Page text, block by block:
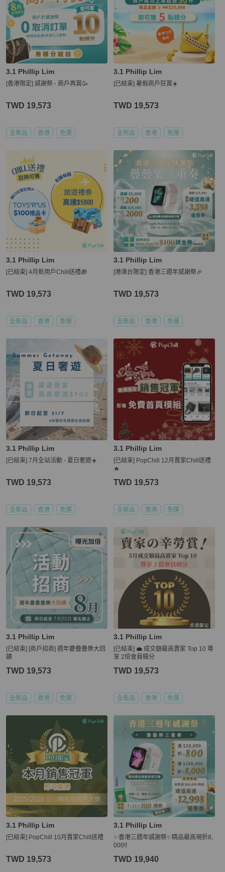
3.1 Phillip Lim
[香港限定] 感謝祭 - 商戶再賞🥳
TWD 19,573
全新品 香港 免運
3.1 Phillip Lim
[已結束] 暑假商戶狂賞☀️
TWD 19,573
全新品 香港 免運
3.1 Phillip Lim
[已結束] 4月新用戶Chill送禮🎁
TWD 19,573
全新品 香港 免運
3.1 Phillip Lim
[港澳台限定] 香港三週年感謝祭🎉
TWD 19,573
全新品 香港 免運
3.1 Phillip Lim
[已結束] 7月全站活動 - 夏日奢遊☀️
TWD 19,573
全新品 香港 免運
3.1 Phillip Lim
[已結束] PopChill 12月賣家Chill送禮
🔥
TWD 19,573
全新品 香港 免運
3.1 Phillip Lim
[已結束] [商戶招商] 週年慶疊疊樂大回
饋
TWD 19,573
全新品 香港 免運
3.1 Phillip Lim
[已結束] 💼 成交額最高賣家 Top 10 尊
享 2倍會員積分
TWD 19,573
全新品 香港 免運
3.1 Phillip Lim
[已結束] PopChill 10月賣家Chill送禮
TWD 19,573
3.1 Phillip Lim
✨香港三週年感謝祭✨精品最高現折8,
000!!
TWD 19,940